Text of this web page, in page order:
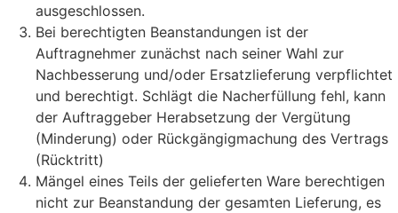
ausgeschlossen.
Bei berechtigten Beanstandungen ist der
Auftragnehmer zunächst nach seiner Wahl zur
Nachbesserung und/oder Ersatzlieferung verpflichtet
und berechtigt. Schlägt die Nacherfüllung fehl, kann
der Auftraggeber Herabsetzung der Vergütung
(Minderung) oder Rückgängigmachung des Vertrags
(Rücktritt)
Mängel eines Teils der gelieferten Ware berechtigen
nicht zur Beanstandung der gesamten Lieferung, es